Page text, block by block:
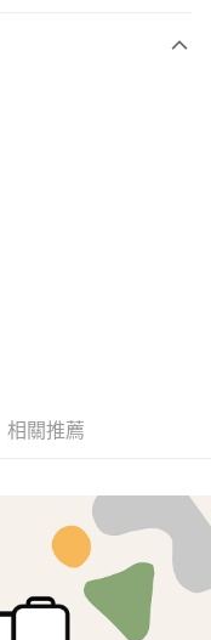
轉至「AFTEE先享後付」
結帳。
連結，可透過四大超商／
相關推薦